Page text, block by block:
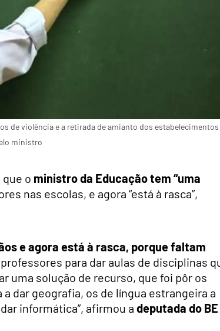
de violência e a retirada de amianto dos estabelecimentos
ministro
o ministro da Educação tem “uma
nas escolas, e agora “está à rasca”,
e agora está à rasca, porque faltam
para dar aulas de disciplinas
uma solução de recurso, que foi pôr os
dar geografia, os de língua estrangeira a
informática”, afirmou a deputada do BE